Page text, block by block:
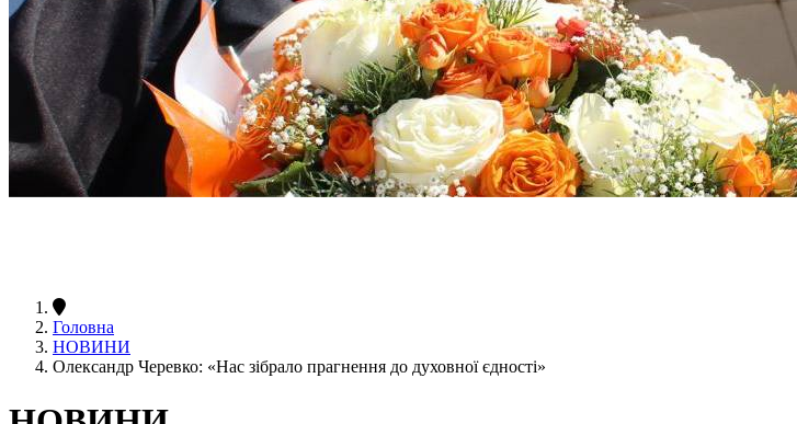
Головна
НОВИНИ
Олександр Черевко: «Нас зібрало прагнення до духовної єдності»